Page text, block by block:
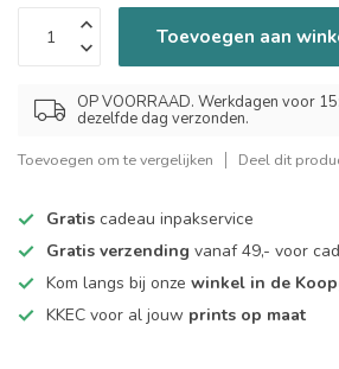
Toevoegen aan
OP VOORRAAD. Werkdagen voor
dezelfde dag verzonden.
Toevoegen om te vergelijken Deel dit
Gratis cadeau inpakservice
Gratis verzending vanaf 49,- voor
Kom langs bij onze winkel in de
KKEC voor al jouw prints op maat